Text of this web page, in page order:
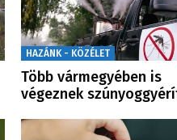
HAZÁNK - KÖZÉLET
Több vármegyében is
végeznek